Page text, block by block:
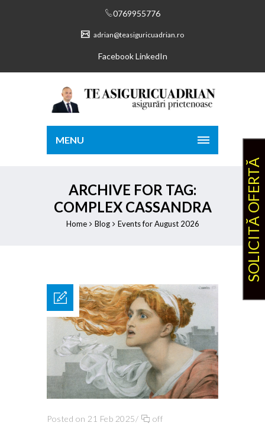
0769955776
adrian@teasiguricuadrian.ro
Facebook LinkedIn
MENU
ARCHIVE FOR TAG:
COMPLEX CASSANDRA
Home Blog Events for August 2026
Posted on 21 Feb 2025/
off
SOLICITĂ OFERTĂ